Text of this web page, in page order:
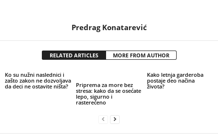
Predrag Konatarević
RELATED ARTICLES MORE FROM AUTHOR
Ko su nužni naslednici i
zašto zakon ne dozvoljava
da deci ne ostavite ništa?
Priprema za more bez
stresa: kako da se osećate
lepo, sigurno i
rasterećeno
Kako letnja garderoba
postaje deo načina
života?